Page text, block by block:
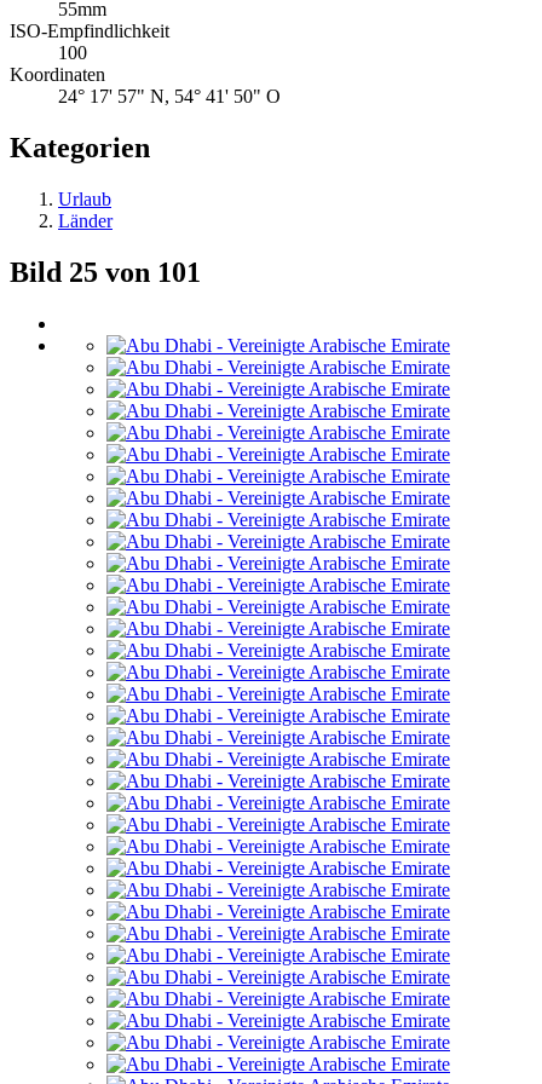
55mm
ISO-Empfindlichkeit
100
Koordinaten
24° 17' 57" N, 54° 41' 50" O
Kategorien
Urlaub
Länder
Bild 25 von 101